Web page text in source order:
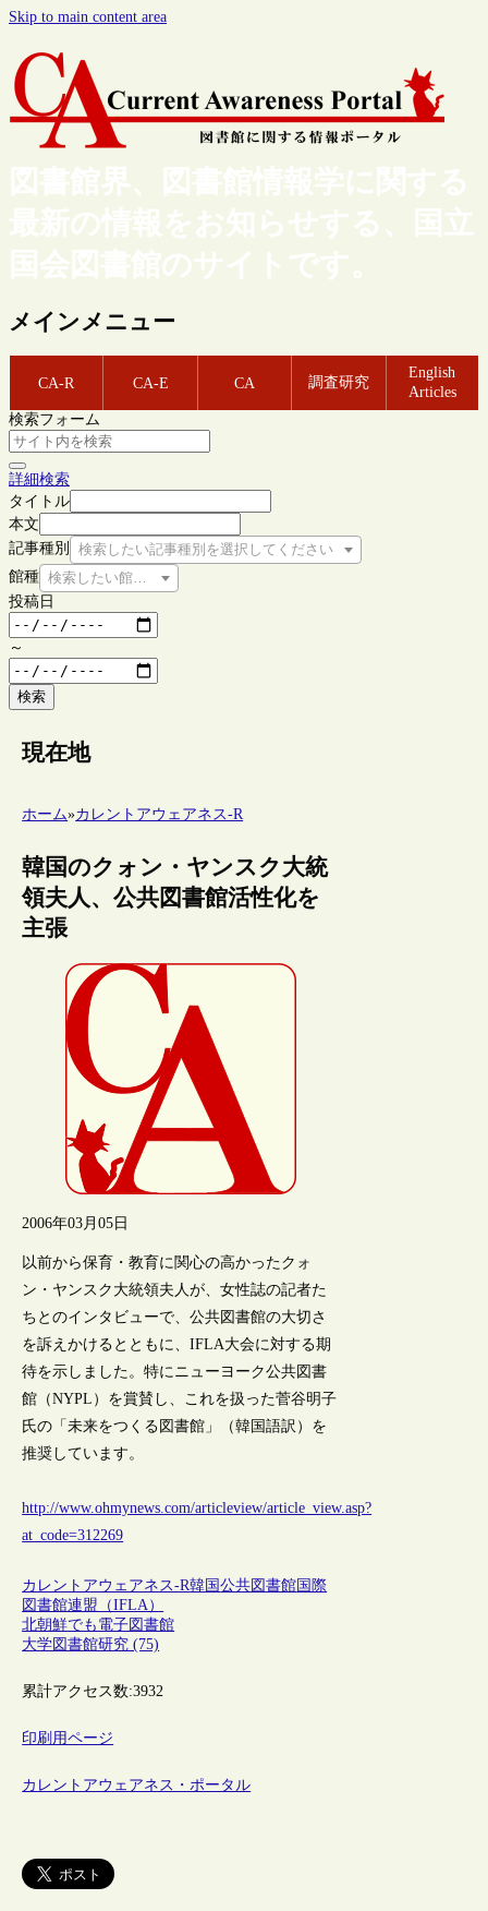
Skip to main content area
図書館界、図書館情報学に関する
最新の情報をお知らせする、国立
国会図書館のサイトです。
メインメニュー
CA-R CA-E CA 調査研究
English
Articles
検索フォーム
詳細検索
タイトル
本文
記事種別
検索したい記事種別を選択してください
館種 検索したい館種を選択してください
投稿日
～
検索
現在地
ホーム»カレントアウェアネス-R
韓国のクォン・ヤンスク大統
領夫人、公共図書館活性化を
主張
2006年03月05日
以前から保育・教育に関心の高かったクォ
ン・ヤンスク大統領夫人が、女性誌の記者た
ちとのインタビューで、公共図書館の大切さ
を訴えかけるとともに、IFLA大会に対する期
待を示しました。特にニューヨーク公共図書
館（NYPL）を賞賛し、これを扱った菅谷明子
氏の「未来をつくる図書館」（韓国語訳）を
推奨しています。
http://www.ohmynews.com/articleview/article_view.asp?
at_code=312269
カレントアウェアネス-R韓国公共図書館 国際
図書館連盟（IFLA）
北朝鮮でも電子図書館
大学図書館研究 (75)
累計アクセス数:3932
印刷用ページ
カレントアウェアネス・ポータル